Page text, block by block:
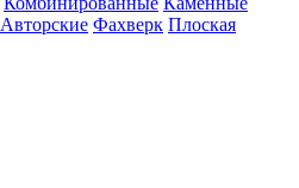
Авторские Фахверк Плоская